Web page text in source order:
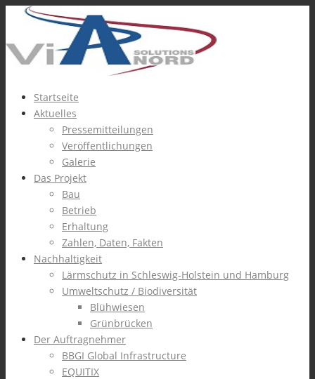
Startseite
Aktuelles
Pressemitteilungen
Veröffentlichungen
Galerie
Das Projekt
Bau
Betrieb
Erhaltung
Zahlen, Daten, Fakten
Nachhaltigkeit
Lärmschutz in Schleswig-Holstein und Hamburg
Umweltschutz / Biodiversität
Blühwiesen
Grünbrücken
Der Auftragnehmer
BBGI Global Infrastructure
EQUITIX